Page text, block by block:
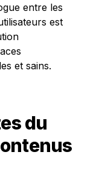
entre les
est
et sains.
du